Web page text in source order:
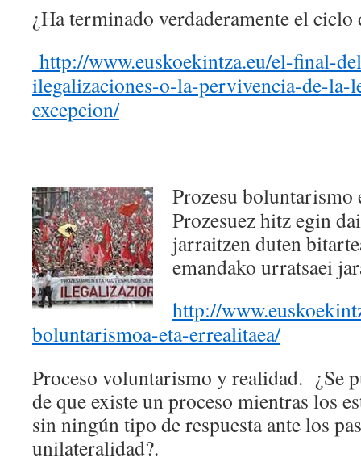
¿Ha terminado verdaderamente el ciclo
http://www.euskoekintza.eu/el-final-
ilegalizaciones-o-la-pervivencia-de-la-
excepcion/
Prozesu boluntarismo
Prozesuez hitz egin
jarraitzen duten
emandako urratsaei
http://
boluntarismoa-eta-errealitaea/
Proceso voluntarismo y realidad. ¿Se
de que existe un proceso mientras los
sin ningún tipo de respuesta ante los
unilateralidad?.